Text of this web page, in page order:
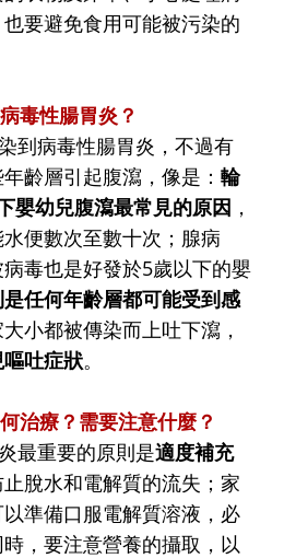
要避免食用可能被污染的
毒性腸胃炎？
到病毒性腸胃炎，不過有
齡層引起腹瀉，像是： 輪
嬰幼兒腹瀉最常見的原因 ，
便數次至數十次；腺病
毒也是好發於5歲以下的嬰
任何年齡層都可能受到感
小都被傳染而上吐下瀉，
吐症狀。
治療？需要注意什麼？
最重要的原則是適度補充
止脫水和電解質的流失；家
準備口服電解質溶液，必
，要注意營養的攝取，以